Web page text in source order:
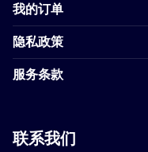
我的订单
隐私政策
服务条款
联系我们